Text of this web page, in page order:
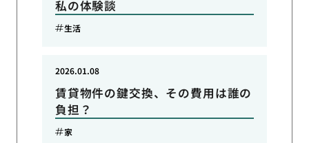
私の体験談
生活
賃貸物件の鍵交換、その費用は誰の
負担？
2026.01.08
家